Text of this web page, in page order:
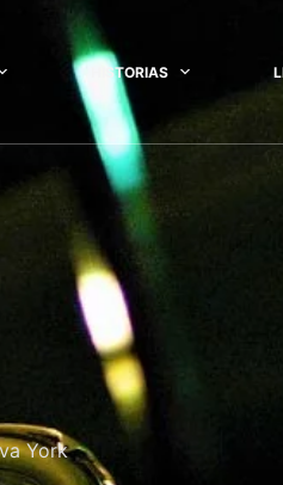
HISTORIAS
York